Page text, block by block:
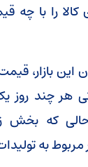
کالا را با چه
این بازار،
هر چند روز
که بخش
مربوط به